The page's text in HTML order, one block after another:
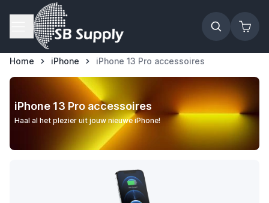
Ga naar de inhoud
Home iPhone iPhone 13 Pro accessoires
iPhone 13 Pro accessoires
Haal al het plezier uit jouw nieuwe iPhone!